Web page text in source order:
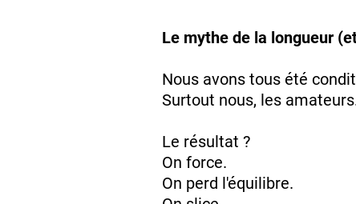
Le mythe de la longueur
Nous avons tous été
Surtout nous, les
Le résultat ?
On force.
On perd l'équilibre.